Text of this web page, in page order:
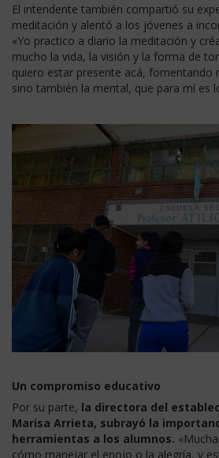
El intendente también compartió su
meditación y alentó a los jóvenes a
«Yo practico a diario la meditación y
mucho la vida, la visión y la forma de
quiero estar presente acá, fomentando
sino también la mental, que para mí es
Un compromiso educativo
Por su parte, la directora del
Marisa Arrieta, subrayó la
herramientas a los alumnos.
cómo manejar el enojo o la alegría, y